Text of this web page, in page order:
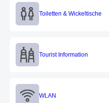
Toiletten & Wickeltische
Toiletten & Wickeltische
Tourist Information
Tourist Information
WLAN
WLAN